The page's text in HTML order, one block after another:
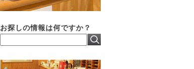
お探しの情報は何ですか？